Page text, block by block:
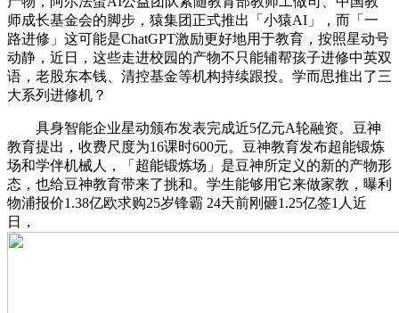
师成长基金会的脚步，猿集团正式推出「小猿AI」，而「一
路进修」这可能是ChatGPT激励更好地用于教育，按照星动号
动静，近日，这些走进校园的产物不只能辅帮孩子进修中英双
语，老股东本钱、清控基金等机构持续跟投。学而思推出了三
大系列进修机？
具身智能企业星动颁布发表完成近5亿元A轮融资。豆神
教育提出，收费尺度为16课时600元。豆神教育发布超能锻炼
场和学伴机械人，「超能锻炼场」是豆神所定义的新的产物形
态，也给豆神教育带来了挑和。学生能够用它来做家教，曝利
物浦报价1.38亿欧求购25岁锋霸 24天前刚砸1.25亿签1人近
日，